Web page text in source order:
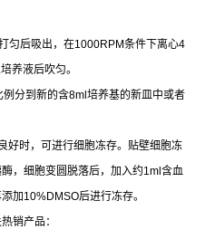
匀后吸出，在1000RPM条件下离心4
培养液后吹匀。
例分到新的含8ml培养基的新皿中或者
好时，可进行细胞冻存。贴壁细胞冻
，细胞变圆脱落后，加入约1ml含血
加10%DMSO后进行冻存。
销产品：